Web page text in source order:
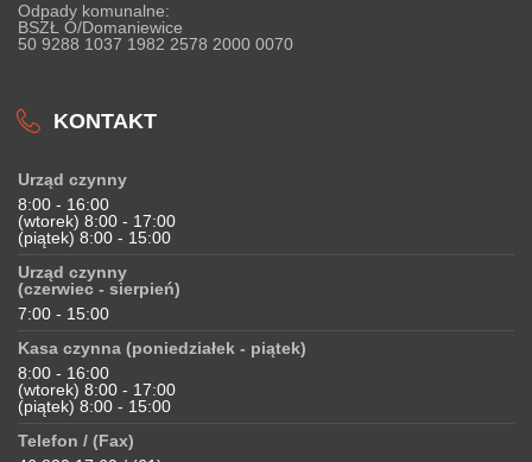
Odpady komunalne:
BSZŁ O/Domaniewice
50 9288 1037 1982 2578 2000 0070
KONTAKT
Urząd czynny
8:00 - 16:00
(wtorek) 8:00 - 17:00
(piątek) 8:00 - 15:00
Urząd czynny
(czerwiec - sierpień)
7:00 - 15:00
Kasa czynna (poniedziałek - piątek)
8:00 - 16:00
(wtorek) 8:00 - 17:00
(piątek) 8:00 - 15:00
Telefon / (Fax)